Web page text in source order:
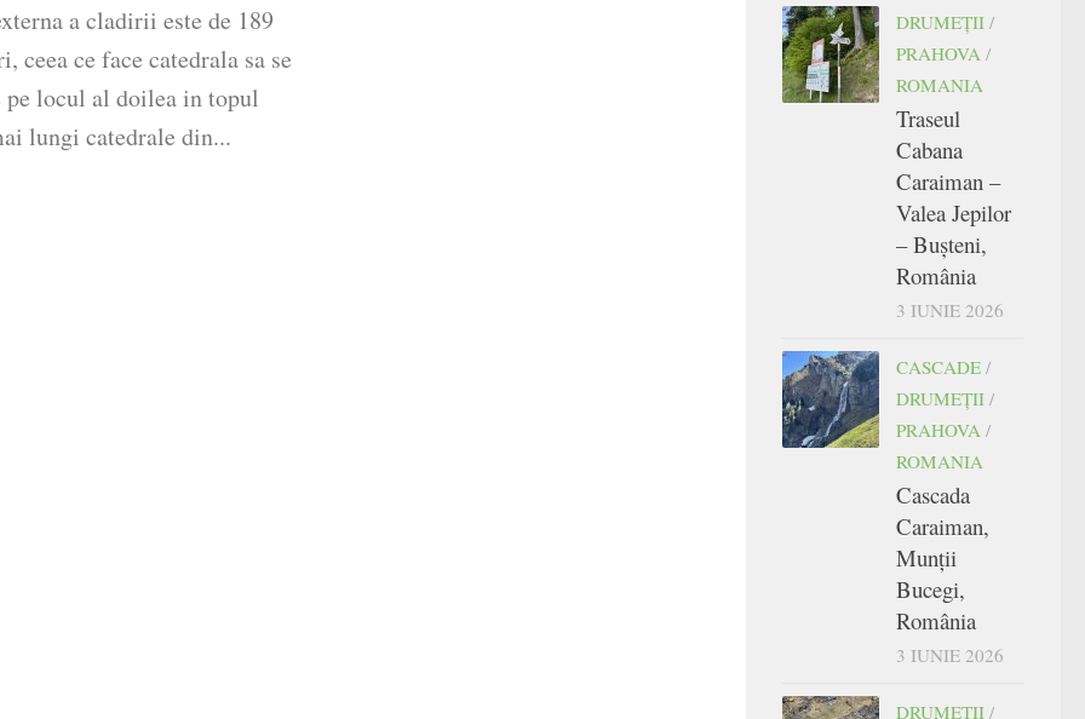
a cladirii este de 189
ceea ce face catedrala sa se
pe locul al doilea in topul
lungi catedrale din...
DRUMEŢII /
PRAHOVA /
ROMANIA
Traseul
Cabana
Caraiman –
Valea Jepilor
– Bușteni,
România
3 IUNIE 2026
CASCADE /
DRUMEŢII /
PRAHOVA /
ROMANIA
Cascada
Caraiman,
Munții
Bucegi,
România
3 IUNIE 2026
DRUMEŢII /